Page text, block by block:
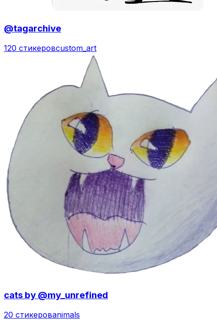
@tagarchive
120 стикеровcustom_art
cats by @my_unrefined
20 стикеровanimals